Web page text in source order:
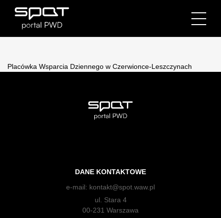
Placówka Wsparcia Dziennego w Czerwionce-Leszczynach
DANE KONTAKTOWE
e-mail: kontakt@spot.waw.pl
ul. Stara 4
00-231 Warszawa